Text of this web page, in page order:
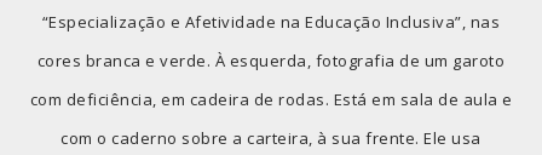
“Especialização e Afetividade na Educação Inclusiva”, nas
cores branca e verde. À esquerda, fotografia de um garoto
com deficiência, em cadeira de rodas. Está em sala de aula e
com o caderno sobre a carteira, à sua frente. Ele usa